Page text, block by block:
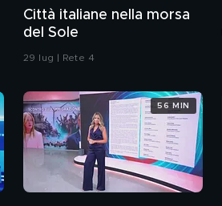
Città italiane nella morsa
del Sole
29 lug | Rete 4
56 MIN